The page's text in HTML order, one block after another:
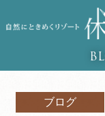
ブログ